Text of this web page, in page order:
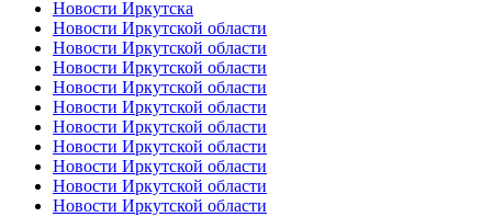
Новости Иркутска
Новости Иркутской области
Новости Иркутской области
Новости Иркутской области
Новости Иркутской области
Новости Иркутской области
Новости Иркутской области
Новости Иркутской области
Новости Иркутской области
Новости Иркутской области
Новости Иркутской области